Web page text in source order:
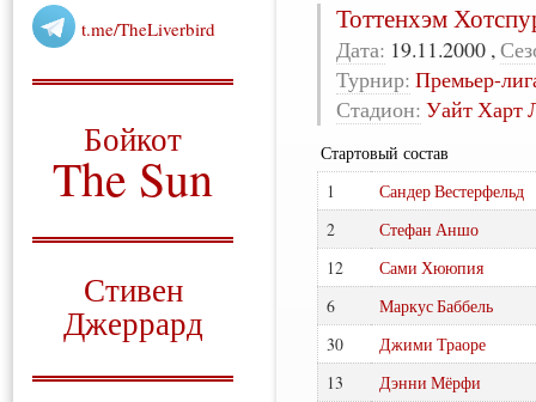
t.me/TheLiverbird
Бойкот
The Sun
Стивен
Джеррард
Тоттенхэм
Дата: 19.11.2000 ,
Турнир: Премьер-
Стадион: Уайт Харт
Стартовый состав
1
Сандер Вестерфельд
2
Стефан Аншо
12
Сами Хююпия
6
Маркус Баббель
30
Джими Траоре
13
Дэнни Мёрфи